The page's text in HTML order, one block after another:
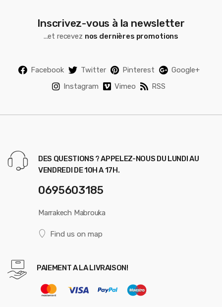
Inscrivez-vous à la newsletter
...et recevez nos dernières promotions
Facebook Twitter Pinterest
Google+
Instagram
Vimeo RSS
DES QUESTIONS ? APPELEZ-NOUS DU LUNDI AU
VENDREDI DE 10H A 17H.
0695603185
Marrakech Mabrouka
Find us on map
PAIEMENT A LA LIVRAISON!